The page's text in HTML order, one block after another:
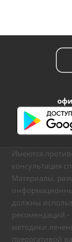
Имеются
консультация
Материалы,
должны
рекомендаций -
методики
прерогативой